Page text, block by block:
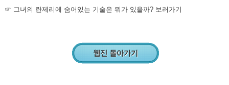
☞ 그녀의 란제리에 숨어있는 기술은 뭐가 있을까? 보러가기